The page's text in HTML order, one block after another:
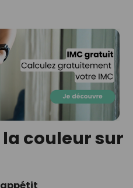
couleur sur